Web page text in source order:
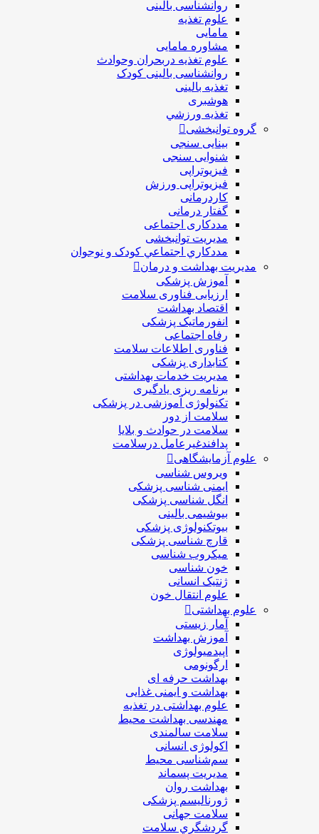
روانشناسی بالینی
علوم تغذیه
مامایی
مشاوره مامایی
علوم تغذیه دربحران وحوادث
روانشناسی بالینی کودک
تغذیه بالینی
هوشبری
تغذيه ورزشي
گروه توانبخشی
بینایی سنجی
شنوایی سنجی
فیزیوتراپی
فیزیوتراپی ورزش
کاردرمانی
گفتار درمانی
مددکاری اجتماعی
مديريت توانبخشی
مددکاري اجتماعي کودک و نوجوان
مدیریت بهداشت و درمان
آموزش پزشکی
ارزیابی فناوری سلامت
اقتصاد بهداشت
انفورماتیک پزشکی
رفاه اجتماعی
فناوری اطلاعات سلامت
کتابداری پزشکی
مديريت خدمات بهداشتی
برنامه ریزی یادگیری
تکنولوژی آموزشی در پزشکی
سلامت از دور
سلامت در حوادث و بلایا
پدافندغیرعامل درسلامت
علوم آزمایشگاهی
ویروس شناسی
ایمنی شناسی پزشكی
انگل شناسی پزشکی
بیوشیمی بالینی
بیوتکنولوژی پزشکی
قارچ شناسی پزشکی
ميكروب شناسی
خون شناسی
ژنتیک انسانی
علوم انتقال خون
علوم بهداشتی
آمار زیستی
آموزش بهداشت
اپیدمیولوژی
ارگونومی
بهداشت حرفه ای
بهداشت و ایمنی غذایی
علوم بهداشتی در تغذیه
مهندسی بهداشت محيط
سلامت سالمندی
اکولوژی انسانی
سم‌شناسی محیط
مدیریت پسماند
بهداشت روان
ژورنالیسم پزشکی
سلامت جهانی
گردشگري سلامت